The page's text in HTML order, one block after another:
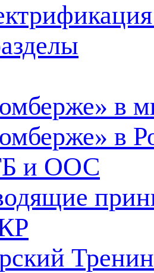
в
в
и ООС